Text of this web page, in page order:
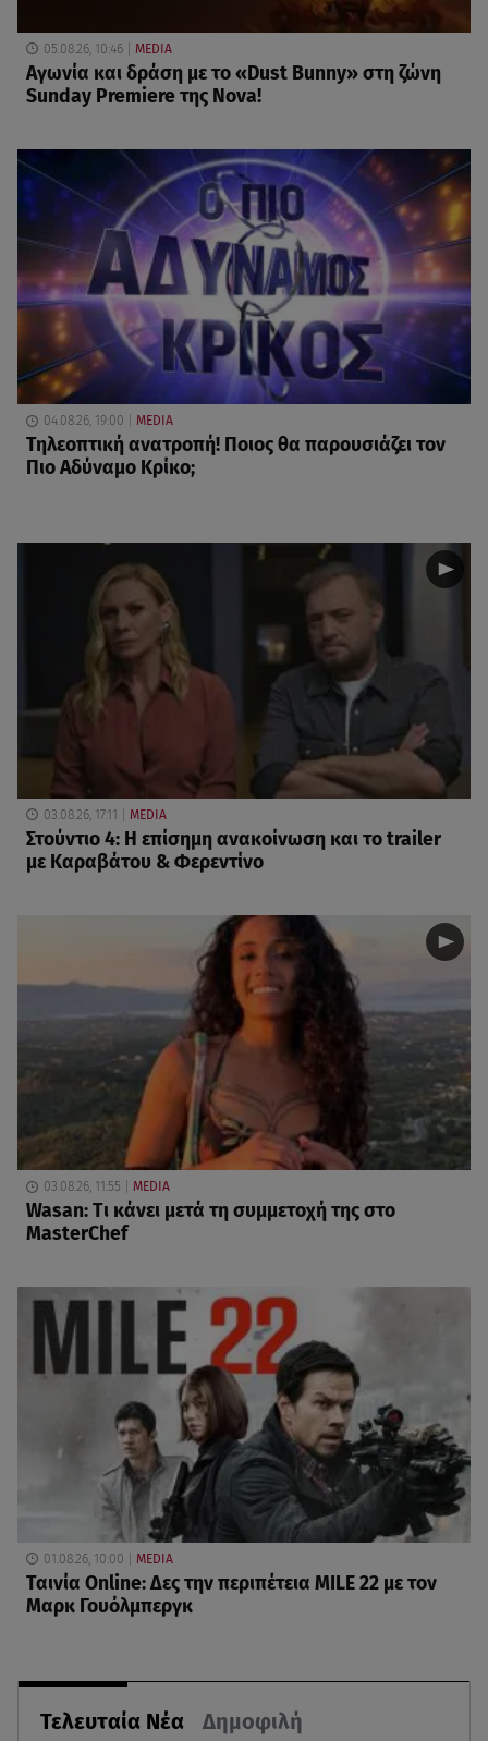
Τελευταία Νέα Δημοφιλή
05.08.26, 10:46 MEDIA
Αγωνία και δράση με το «Dust Bunny» στη ζώνη
Sunday Premiere της Nova!
04.08.26, 19:00 MEDIA
Τηλεοπτική ανατροπή! Ποιος θα παρουσιάζει τον
Πιο Αδύναμο Κρίκο;
03.08.26, 17:11 MEDIA
Στούντιο 4: Η επίσημη ανακοίνωση και το trailer
με Καραβάτου & Φερεντίνο
03.08.26, 11:55 MEDIA
Wasan: Tι κάνει μετά τη συμμετοχή της στο
MasterChef
01.08.26, 10:00 MEDIA
Ταινία Online: Δες την περιπέτεια MILE 22 με τον
Μαρκ Γουόλμπεργκ